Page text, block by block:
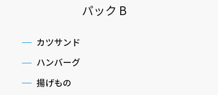
パック B
カツサンド
ハンバーグ
揚げもの